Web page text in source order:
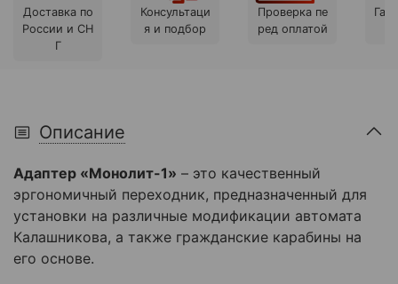
Доставка по
России и СН
Г
Консультаци
я и подбор
Проверка пе
ред оплатой
Описание
Адаптер «Монолит-1» – это качественный
эргономичный переходник, предназначенный для
установки на различные модификации автомата
Калашникова, а также гражданские карабины на
его основе.